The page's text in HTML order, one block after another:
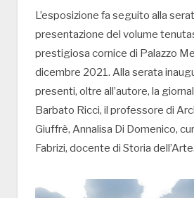
L’esposizione fa seguito alla
presentazione del volume
prestigiosa cornice di Palazzo
dicembre 2021. Alla serata
presenti, oltre all’autore, la
Barbato Ricci, il professore di
Giuffrè, Annalisa Di Domenico,
Fabrizi, docente di Storia dell’Arte.